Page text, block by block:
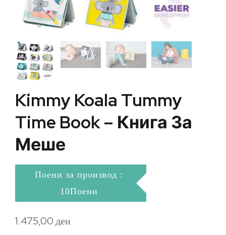
Kimmy Koala Tummy
Time Book – Книга За
Меше
Поени за производ :
10Поени
1.475,00ден